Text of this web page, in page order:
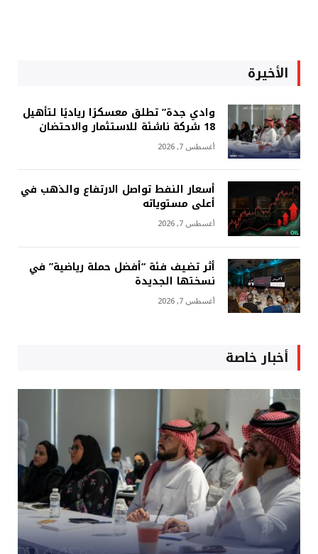
الأخيرة
وادي جدة” تطلق معسكرًا رياديًا لتأهيل
18 شركة ناشئة للاستثمار والاحتضان
أغسطس 7, 2026
أسعار النفط تواصل الارتفاع والذهب في
أعلى مستوياته
أغسطس 7, 2026
أثر تضيف فئة “أفضل حملة رياضية” في
نسختها الجديدة
أغسطس 7, 2026
أخبار خاصة